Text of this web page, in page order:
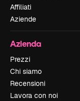
Affiliati
Aziende
Azienda
Prezzi
Chi siamo
Recensioni
Lavora con noi